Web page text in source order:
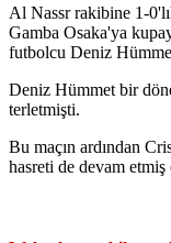
Al Nassr rakibine 1-
Gamba Osaka'ya
futbolcu Deniz
Deniz Hümmet bir
terletmişti.
Bu maçın ardından
hasreti de devam etmiş